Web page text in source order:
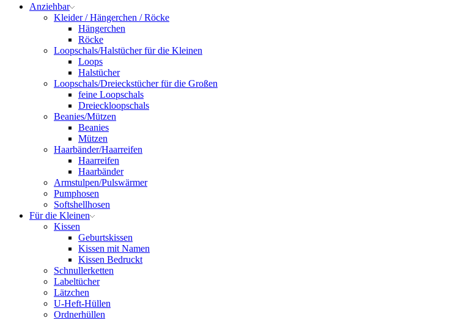
Anziehbar
Kleider / Hängerchen / Röcke
Hängerchen
Röcke
Loopschals/Halstücher für die Kleinen
Loops
Halstücher
Loopschals/Dreieckstücher für die Großen
feine Loopschals
Dreieckloopschals
Beanies/Mützen
Beanies
Mützen
Haarbänder/Haarreifen
Haarreifen
Haarbänder
Armstulpen/Pulswärmer
Pumphosen
Softshellhosen
Für die Kleinen
Kissen
Geburtskissen
Kissen mit Namen
Kissen Bedruckt
Schnullerketten
Labeltücher
Lätzchen
U-Heft-Hüllen
Ordnerhüllen